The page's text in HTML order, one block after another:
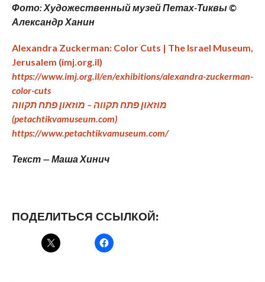
Фото: Художественный музей Петах-Тиквы ©
Александр Ханин
Alexandra Zuckerman: Color Cuts | The Israel Museum,
Jerusalem (imj.org.il)
https://www.imj.org.il/en/exhibitions/alexandra-zuckerman-
color-cuts
מוזאון פתח תקווה – מוזאון פתח תקווה
(petachtikvamuseum.com)
https://www.petachtikvamuseum.com/
Текст — Маша Хинич
ПОДЕЛИТЬСЯ ССЫЛКОЙ: